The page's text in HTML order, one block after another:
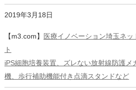
2019年3月18日
【m3.com】
医療イノベーション埼玉ネ
ト
iPS細胞培養装置、ズレない放射線防護メ
機、歩行補助機能付き点滴スタンドなど